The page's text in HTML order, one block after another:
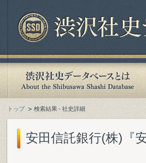
トップ 検索結果 - 社史詳細
安田信託銀行(株)『